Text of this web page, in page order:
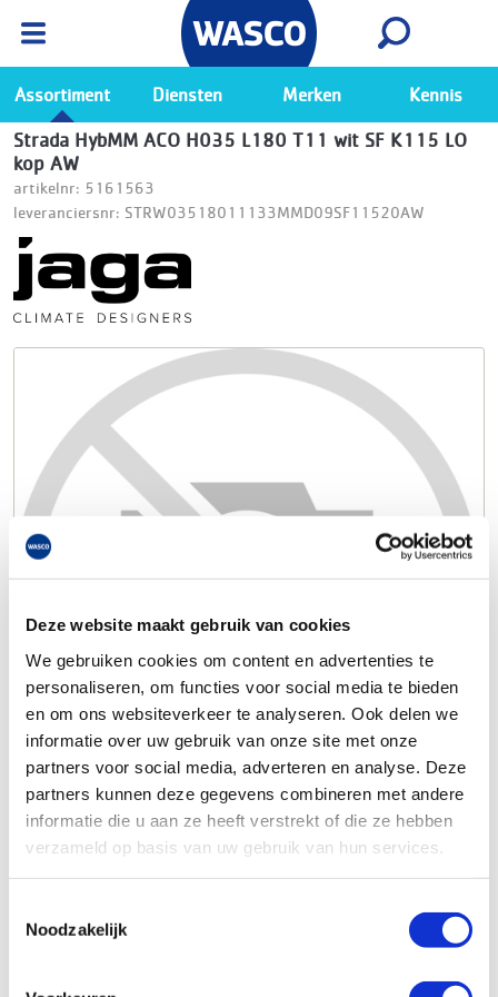
Deze website maakt gebruik van cookies
We gebruiken cookies om content en advertenties te
personaliseren, om functies voor social media te bieden
en om ons websiteverkeer te analyseren. Ook delen we
informatie over uw gebruik van onze site met onze
partners voor social media, adverteren en analyse. Deze
partners kunnen deze gegevens combineren met andere
informatie die u aan ze heeft verstrekt of die ze hebben
verzameld op basis van uw gebruik van hun services.
Noodzakelijk
Ga naar de Wasco app
Bekijk
Assortiment Diensten Merken Kennis
Strada HybMM ACO H035 L180 T11 wit SF K115 LO
kop AW
artikelnr: 5161563
leveranciersnr: STRW03518011133MMD09SF11520AW